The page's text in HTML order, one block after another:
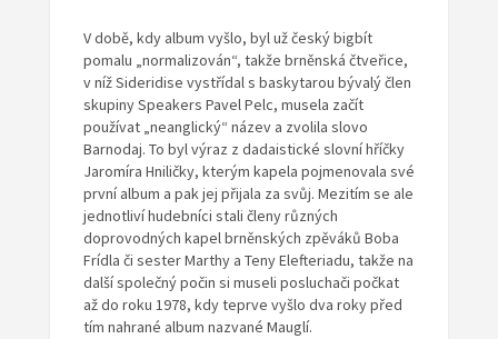
V době, kdy album vyšlo, byl už český bigbít
pomalu „normalizován“, takže brněnská čtveřice,
v níž Sideridise vystřídal s baskytarou bývalý člen
skupiny Speakers Pavel Pelc, musela začít
používat „neanglický“ název a zvolila slovo
Barnodaj. To byl výraz z dadaistické slovní hříčky
Jaromíra Hniličky, kterým kapela pojmenovala své
první album a pak jej přijala za svůj. Mezitím se ale
jednotliví hudebníci stali členy různých
doprovodných kapel brněnských zpěváků Boba
Frídla či sester Marthy a Teny Elefteriadu, takže na
další společný počin si museli posluchači počkat
až do roku 1978, kdy teprve vyšlo dva roky před
tím nahrané album nazvané Mauglí.